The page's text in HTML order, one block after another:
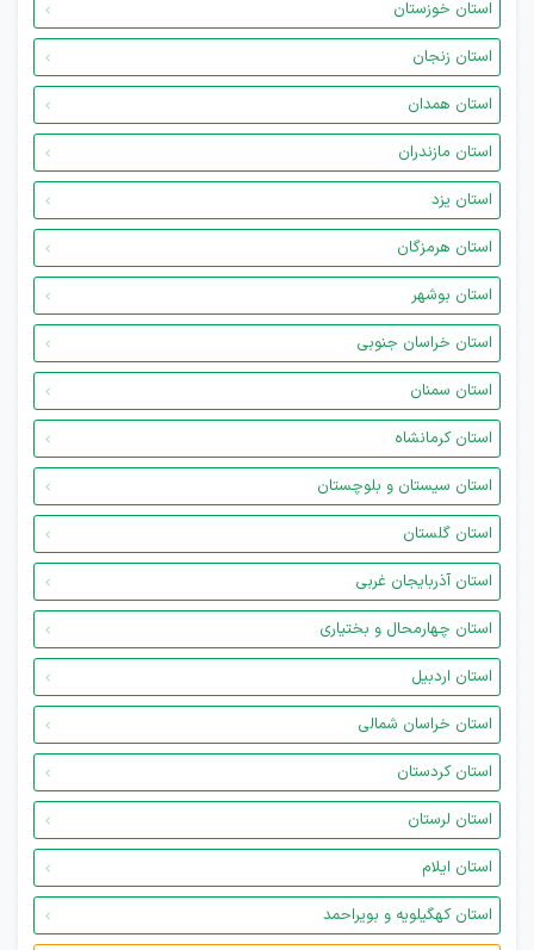
استان خوزستان
استان زنجان
استان همدان
استان مازندران
استان یزد
استان هرمزگان
استان بوشهر
استان خراسان جنوبی
استان سمنان
استان کرمانشاه
استان سیستان و بلوچستان
استان گلستان
استان آذربایجان غربی
استان چهارمحال و بختیاری
استان اردبیل
استان خراسان شمالی
استان کردستان
استان لرستان
استان ایلام
استان کهگیلویه و بویراحمد